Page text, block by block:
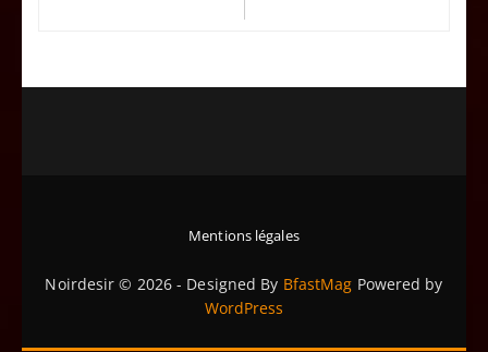
Mentions légales
Noirdesir © 2026 - Designed By BfastMag Powered by
WordPress